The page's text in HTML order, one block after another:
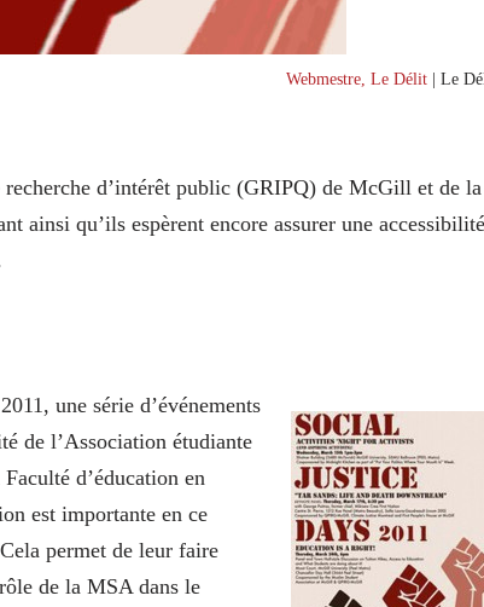
Webmestre, Le Délit | Le
d’intérêt public (GRIPQ) de McGill et de la
ainsi qu’ils espèrent encore assurer une accessibilité
une série d’événements
de l’Association étudiante
d’éducation en
est importante en ce
permet de leur faire
de la MSA dans le